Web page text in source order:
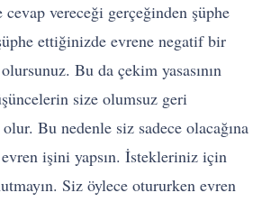
vereceği gerçeğinden şüphe
ettiğinizde evrene negatif bir
Bu da çekim yasasının
size olumsuz geri
Bu nedenle siz sadece olacağına
evren işini yapsın. İstekleriniz için
Siz öylece otururken evren